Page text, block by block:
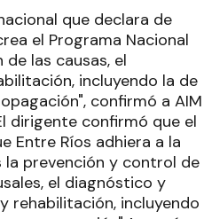
que declara de
el Programa Nacional
las causas, el
incluyendo la de
confirmó a AIM
dirigente confirmó que el
Entre Ríos adhiera a la
la prevención y control de
el diagnóstico y
rehabilitación, incluyendo